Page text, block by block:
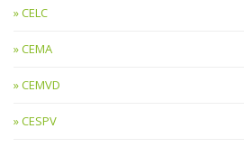
CELC
CEMA
CEMVD
CESPV